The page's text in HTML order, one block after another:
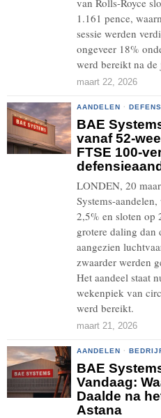
van Rolls-Royce
1.161 pence,
sessie werden
ongeveer 18%
werd bereikt na de
maart 22, 2026
AANDELEN ·
BAE
vanaf 52-
FTSE 100-
LONDEN, 20
Systems-
2,5% en sloten
grotere daling dan
aangezien
zwaarder werden
Het aandeel staat
wekenpiek van
werd bereikt.
maart 21, 2026
AANDELEN ·
BAE
Vandaag:
Daalde na
Astana